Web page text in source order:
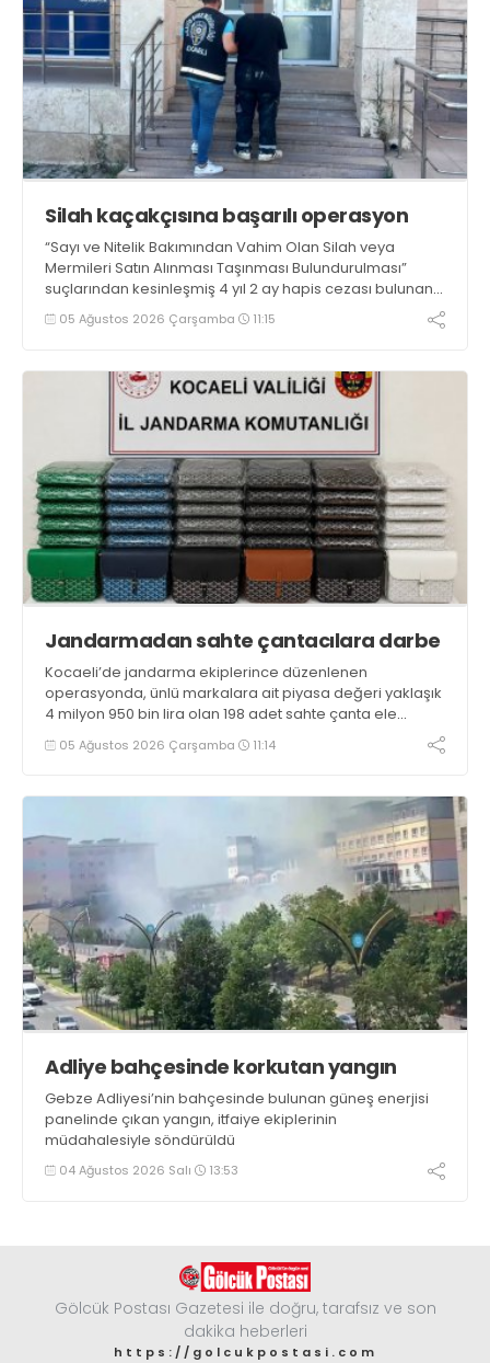
Silah kaçakçısına başarılı operasyon
“Sayı ve Nitelik Bakımından Vahim Olan Silah veya
Mermileri Satın Alınması Taşınması Bulundurulması”
suçlarından kesinleşmiş 4 yıl 2 ay hapis cezası bulunan
şahıs polis ekiplerince düzenlenen operasyonla
yakalandı
05 Ağustos 2026 Çarşamba 11:15
Jandarmadan sahte çantacılara darbe
Kocaeli’de jandarma ekiplerince düzenlenen
operasyonda, ünlü markalara ait piyasa değeri yaklaşık
4 milyon 950 bin lira olan 198 adet sahte çanta ele
geçirildi
05 Ağustos 2026 Çarşamba 11:14
Adliye bahçesinde korkutan yangın
Gebze Adliyesi’nin bahçesinde bulunan güneş enerjisi
panelinde çıkan yangın, itfaiye ekiplerinin
müdahalesiyle söndürüldü
04 Ağustos 2026 Salı 13:53
Gölcük Postası Gazetesi ile doğru, tarafsız ve son
dakika heberleri
https://golcukpostasi.com